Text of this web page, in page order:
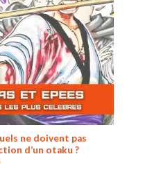
ne doivent pas
d’un otaku ?